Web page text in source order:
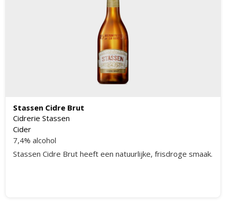
Stassen Cidre Brut
Cidrerie Stassen
Cider
7,4% alcohol
Stassen Cidre Brut heeft een natuurlijke, frisdroge smaak.